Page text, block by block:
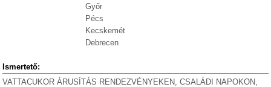
Győr
Pécs
Kecskemét
Debrecen
Ismertető:
VATTACUKOR ÁRUSÍTÁS RENDEZVÉNYEKEN, CSALÁDI NAPOKON,